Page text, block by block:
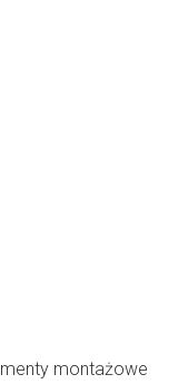
montażowe